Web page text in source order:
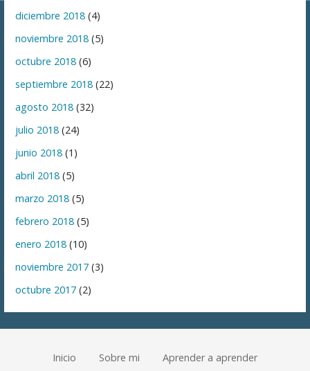
diciembre 2018 (4)
noviembre 2018 (5)
octubre 2018 (6)
septiembre 2018 (22)
agosto 2018 (32)
julio 2018 (24)
junio 2018 (1)
abril 2018 (5)
marzo 2018 (5)
febrero 2018 (5)
enero 2018 (10)
noviembre 2017 (3)
octubre 2017 (2)
Inicio Sobre mi Aprender a aprender